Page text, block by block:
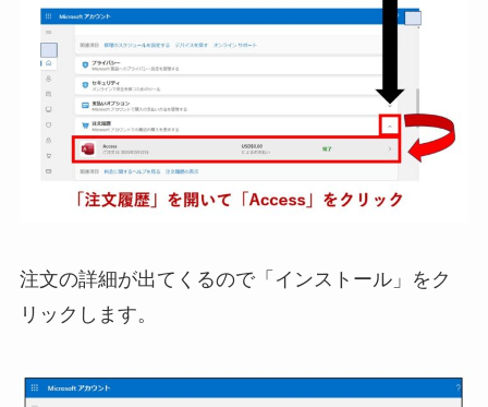
注文の詳細が出てくるので「インストール」をク
リックします。